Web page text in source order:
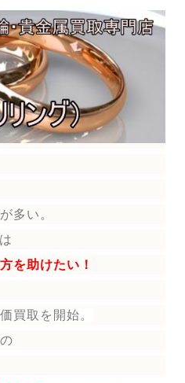
多い。
を助けたい！
買取を開始。